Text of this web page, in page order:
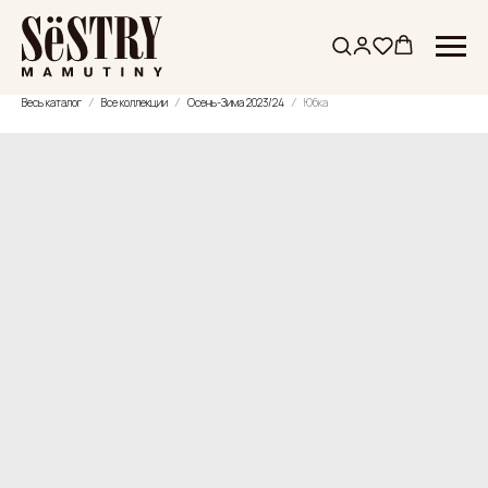
Весь каталог Все коллекции Осень-Зима 2023/24 Юбка